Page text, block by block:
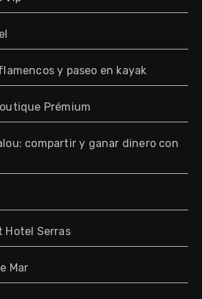
y paseo en kayak
Prémium
compartir y ganar dinero con
Hotel Serras
Mar